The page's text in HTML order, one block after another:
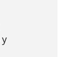
y